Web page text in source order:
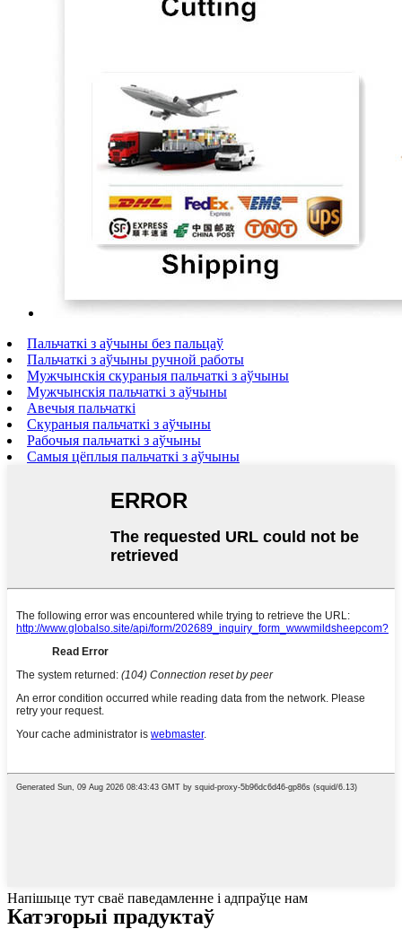
Пальчаткі з аўчыны без пальцаў
Пальчаткі з аўчыны ручной работы
Мужчынскія скураныя пальчаткі з аўчыны
Мужчынскія пальчаткі з аўчыны
Авечыя пальчаткі
Скураныя пальчаткі з аўчыны
Рабочыя пальчаткі з аўчыны
Самыя цёплыя пальчаткі з аўчыны
Напішыце тут сваё паведамленне і адпраўце нам
Катэгорыі прадуктаў